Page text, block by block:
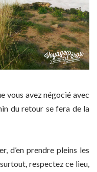
vous avez négocié avec
du retour se fera de la
d’en prendre pleins les
respectez ce lieu,